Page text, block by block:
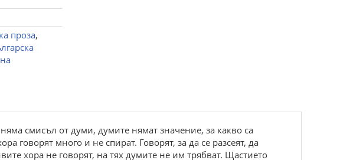
проза,
смисъл от думи, думите нямат значение, за какво са
говорят много и не спират. Говорят, за да се разсеят, да
хора не говорят, на тях думите не им трябват. Щастието